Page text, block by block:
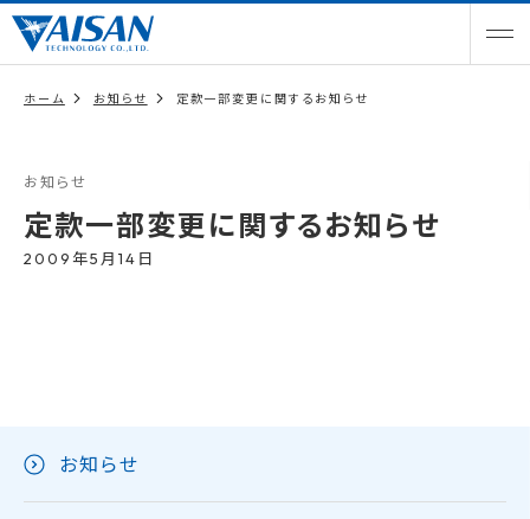
ホーム お知らせ 定款一部変更に関するお知らせ
お知らせ
定款一部変更に関するお知らせ
2009年5月14日
お知らせ